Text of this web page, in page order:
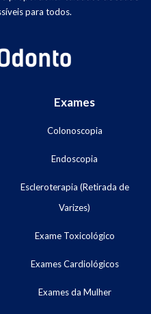
para todos.
Exames
Colonoscopia
Endoscopia
Escleroterapia (Retirada de
Varizes)
Exame Toxicológico
Exames Cardiológicos
Exames da Mulher